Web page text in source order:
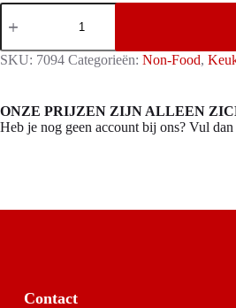
Nitril
handschoen
(S)100st
aantal
SKU: 7094 Categorieën: Non-Food,
ONZE PRIJZEN ZIJN ALLEEN
Heb je nog geen account bij ons? Vul dan
Contact